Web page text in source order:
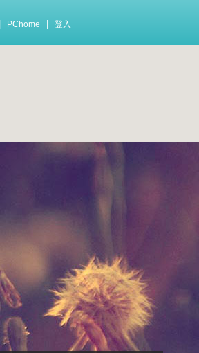
PChome 登入